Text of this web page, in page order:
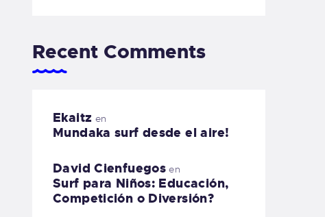
Recent Comments
Ekaitz en
Mundaka surf desde el aire!
David Cienfuegos en
Surf para Niños: Educación,
Competición o Diversión?